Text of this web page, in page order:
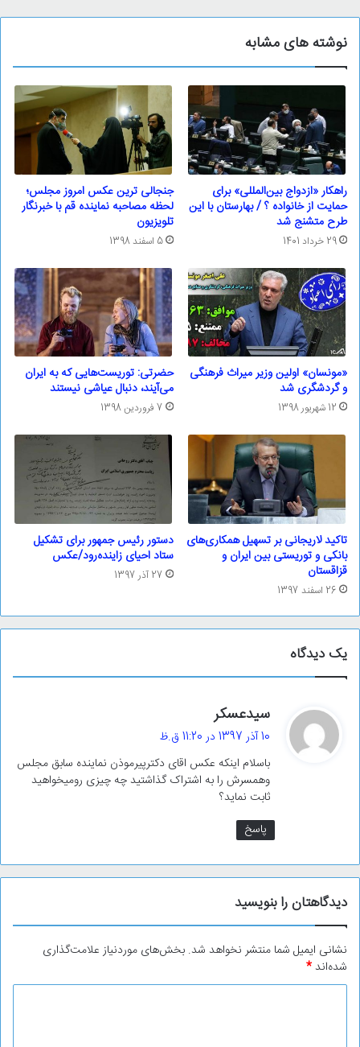
نوشته های مشابه
راهکار «ازدواج بین‌المللی» برای
حمایت از خانواده ؟ / بهارستان با این
طرح متشنج شد
29 خرداد 1401
جنجالی ترین عکس امروز مجلس؛
لحظه مصاحبه نماینده قم با خبرنگار
تلویزیون
5 اسفند 1398
«مونسان» اولین وزیر میراث فرهنگی
و گردشگری شد
12 شهریور 1398
حضرتی: توریست‌هایی که به ایران
می‌آیند، دنبال عیاشی نیستند
7 فروردین 1398
تاکید لاریجانی بر تسهیل همکاری‌های
بانکی و توریستی بین ایران و
قزاقستان
26 اسفند 1397
دستور رئیس جمهور برای تشکیل
ستاد احیای زاینده‌رود/عکس
27 آذر 1397
یک دیدگاه
سیدعسکر
ف
:
10 آذر 1397 در 11:20 ق.ظ
باسلام اینکه عکس اقای دکترپیرموذن نماینده سابق مجلس
وهمسرش را به اشتراک گذاشتید چه چیزی رومیخواهید
ثابت نماید؟
پاسخ
دیدگاهتان را بنویسید
نشانی ایمیل شما منتشر نخواهد شد. بخش‌های موردنیاز علامت‌گذاری
شده‌اند*